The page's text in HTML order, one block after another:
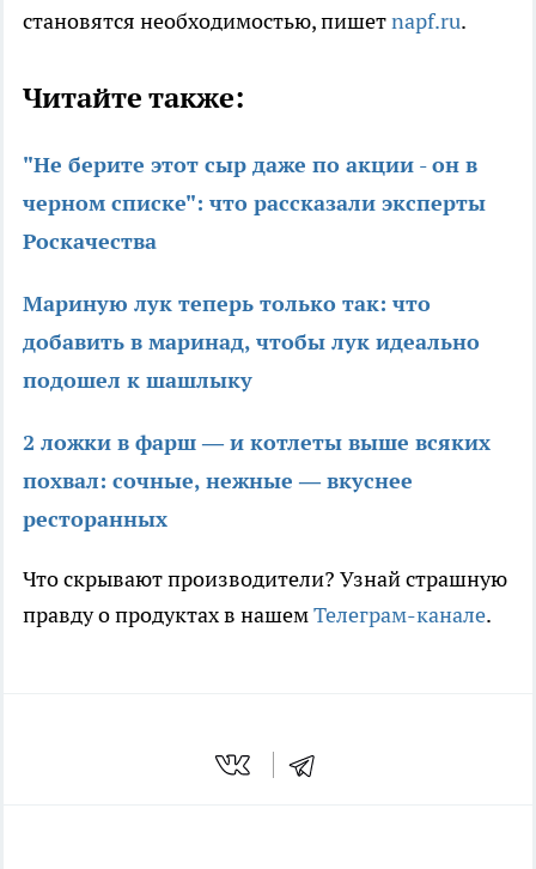
становятся необходимостью, пишетnapf.ru.
Читайте также:
"Не берите этот сыр даже по акции - он в
черном списке": что рассказали эксперты
Роскачества
Мариную лук теперь только так: что
добавить в маринад, чтобы лук идеально
подошел к шашлыку
2 ложки в фарш — и котлеты выше всяких
похвал: сочные, нежные — вкуснее
ресторанных
Что скрывают производители? Узнай страшную
правду о продуктах в нашемТелеграм-канале.